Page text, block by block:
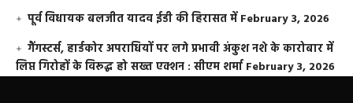
पूर्व विधायक बलजीत यादव ईडी की हिरासत में February 3, 2026
गैंगस्टर्स, हार्डकोर अपराधियों पर लगे प्रभावी अंकुश नशे के कारोबार में
लिप्त गिरोहों के विरूद्ध हो सख्त एक्शन : सीएम शर्मा February 3, 2026